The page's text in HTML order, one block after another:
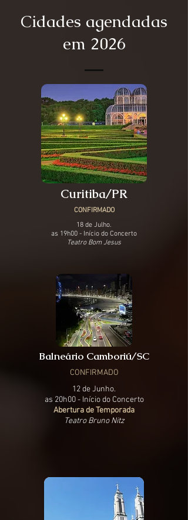
Cidades agendadas
em 2026
Curitiba/PR
CONFIRMADO
18 de Julho.
as 19h00 - Início do Concerto
Teatro Bom Jesus
Balneário Camboriú/SC
CONFIRMADO
12 de Junho.
as 20h00 - Início do Concerto
Abertura de Temporada
Teatro Bruno Nitz